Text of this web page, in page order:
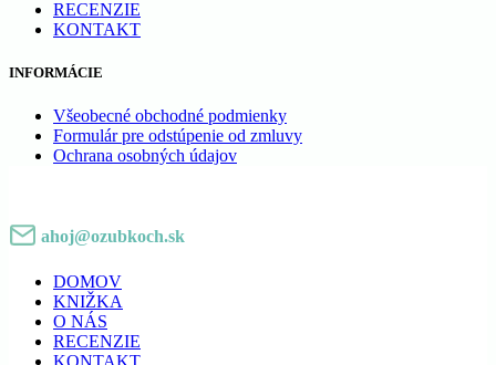
RECENZIE
KONTAKT
INFORMÁCIE
Všeobecné obchodné podmienky
Formulár pre odstúpenie od zmluvy
Ochrana osobných údajov
ahoj@ozubkoch.sk
DOMOV
KNIŽKA
O NÁS
RECENZIE